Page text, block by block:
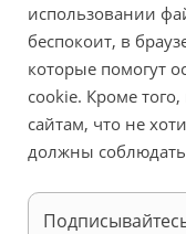
использовании
беспокоит, в
которые помогут
cookie. Кроме
сайтам, что не
должны соблюдать